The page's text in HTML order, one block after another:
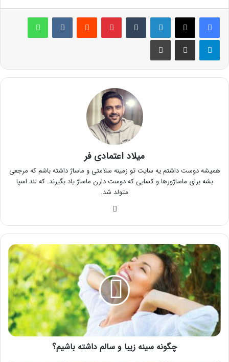
لینکدین ‫تامبلر پینترست‫رددیت ‫VKontakteواتس آپ
تلگرام اشتراک گذاری از طریق ایمیل چاپ
میلاد اعتمادی فر
همیشه دوست داشتم یه سایت تو زمینه سلامتی و ماساژ داشته باشم که مرجعی
بشه برای ماساژورها و کسایی که دوست دارن ماساژ یاد بگیرند. که لند اسپا
متولد شد.
چگونه
سینه
زیبا
و
سالم
داشته
باشیم؟
چگونه سینه زیبا و سالم داشته باشیم؟